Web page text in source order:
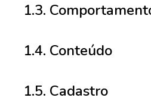
1.3.
1.4. Conteúdo
1.5. Cadastro